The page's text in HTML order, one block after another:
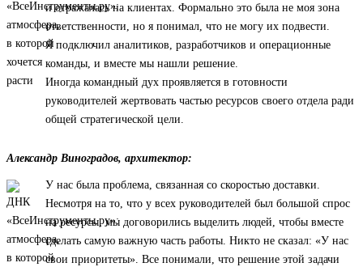
и отражалась на клиентах. Формально это была не моя зона
ответственности, но я понимал, что не могу их подвести.
Я подключил аналитиков, разработчиков и операционные
команды, и вместе мы нашли решение.
Иногда командный дух проявляется в готовности
руководителей жертвовать частью ресурсов своего отдела ради
общей стратегической цели.
Александр Виноградов, архитектор:
У нас была проблема, связанная со скоростью доставки.
Несмотря на то, что у всех руководителей был большой спрос
на ресурсы, мы договорились выделить людей, чтобы вместе
сделать самую важную часть работы. Никто не сказал: «У нас
свои приоритеты». Все понимали, что решение этой задачи